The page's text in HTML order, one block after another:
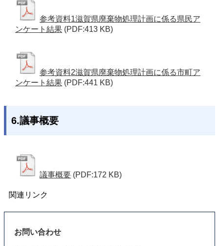
参考資料1滋賀県廃棄物処理計画に係る県民ア
ンケート結果 (PDF:413 KB)
参考資料2滋賀県廃棄物処理計画に係る市町ア
ンケート結果 (PDF:441 KB)
6.議事概要
議事概要 (PDF:172 KB)
関連リンク
お問い合わせ